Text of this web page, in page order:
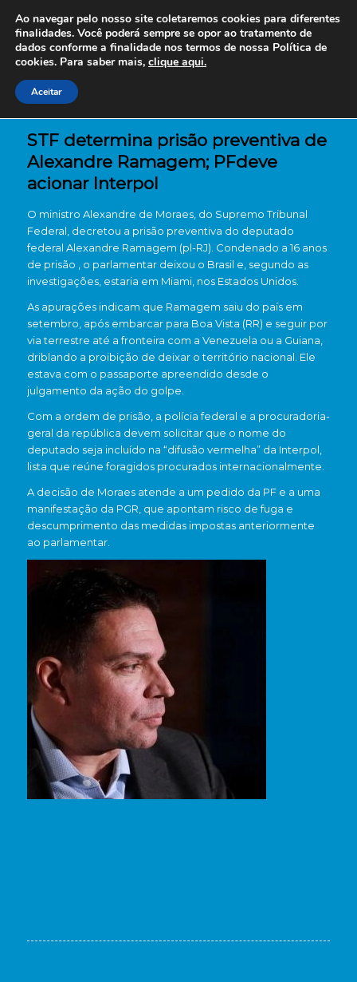
STF determina prisão preventiva de
Alexandre Ramagem; PFdeve
acionar Interpol
O ministro Alexandre de Moraes, do Supremo Tribunal
Federal, decretou a prisão preventiva do deputado
federal Alexandre Ramagem (pl-RJ). Condenado a 16 anos
de prisão , o parlamentar deixou o Brasil e, segundo as
investigações, estaria em Miami, nos Estados Unidos.
As apurações indicam que Ramagem saiu do país em
setembro, após embarcar para Boa Vista (RR) e seguir por
via terrestre até a fronteira com a Venezuela ou a Guiana,
driblando a proibição de deixar o território nacional. Ele
estava com o passaporte apreendido desde o
julgamento da ação do golpe.
Com a ordem de prisão, a polícia federal e a procuradoria-
geral da república devem solicitar que o nome do
deputado seja incluído na “difusão vermelha” da Interpol,
lista que reúne foragidos procurados internacionalmente.
A decisão de Moraes atende a um pedido da PF e a uma
manifestação da PGR, que apontam risco de fuga e
descumprimento das medidas impostas anteriormente
ao parlamentar.
Ao navegar pelo nosso site coletaremos cookies para diferentes
finalidades. Você poderá sempre se opor ao tratamento de
dados conforme a finalidade nos termos de nossa Política de
cookies. Para saber mais, clique aqui.
Aceitar